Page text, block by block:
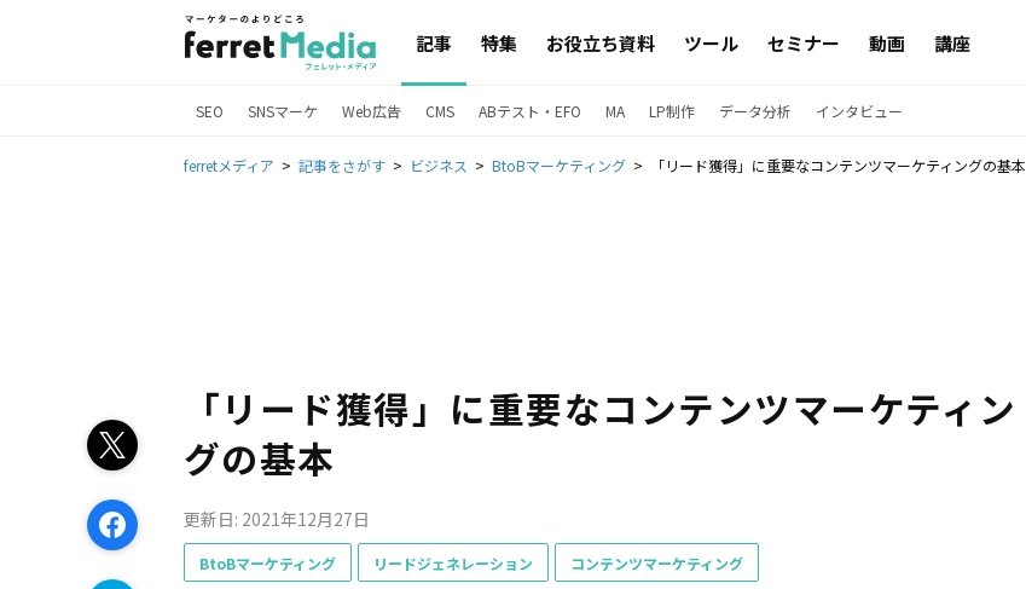
記事 特集 お役立ち資料 ツール セミナー 動画 講座
SEO SNSマーケ Web広告 CMS ABテスト・EFO MA LP制作 データ分析 インタビュー
ferretメディア 記事をさがす ビジネス BtoBマーケティング 「リード獲得」に重要なコンテンツマーケティングの基本
「リード獲得」に重要なコンテンツマーケティン
グの基本
更新日: 2021年12月27日
BtoBマーケティング リードジェネレーション コンテンツマーケティング